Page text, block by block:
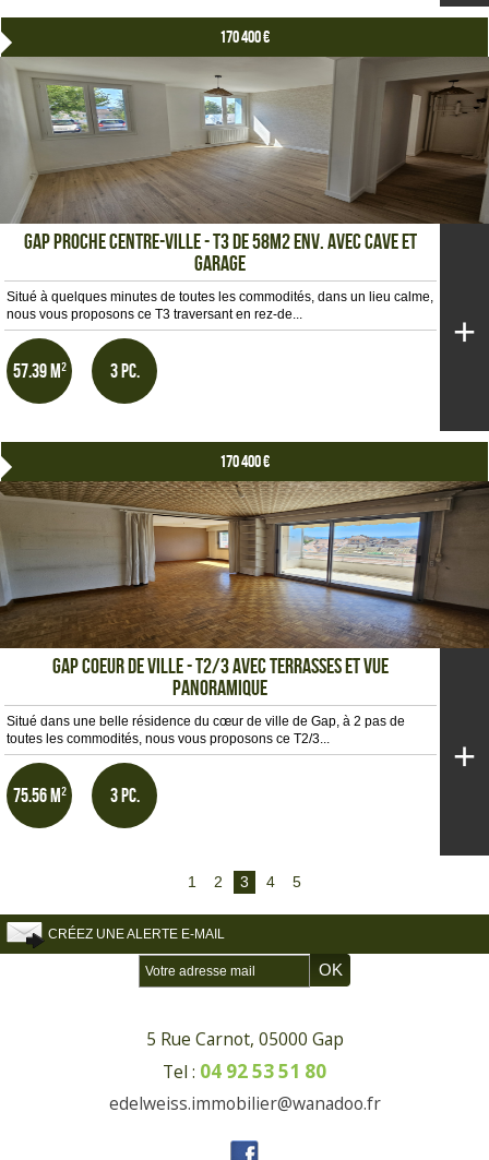
170 400 €
GAP PROCHE CENTRE-VILLE - T3 de 58m2 env. AVEC CAVE ET
GARAGE
Situé à quelques minutes de toutes les commodités, dans un lieu calme,
nous vous proposons ce T3 traversant en rez-de...
57.39 m² 3 pc.
+
170 400 €
GAP COEUR DE VILLE - T2/3 AVEC TERRASSES ET VUE
PANORAMIQUE
Situé dans une belle résidence du cœur de ville de Gap, à 2 pas de
toutes les commodités, nous vous proposons ce T2/3...
75.56 m² 3 pc.
+
1 2 3 4 5
CRÉEZ UNE ALERTE E-MAIL
5 Rue Carnot, 05000 Gap
Tel : 04 92 53 51 80
edelweiss.immobilier@wanadoo.fr